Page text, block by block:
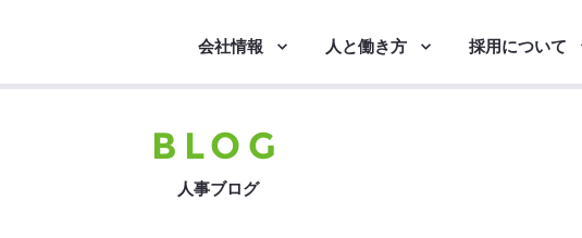
会社情報 人と働き方 採用について
BLOG
人事ブログ